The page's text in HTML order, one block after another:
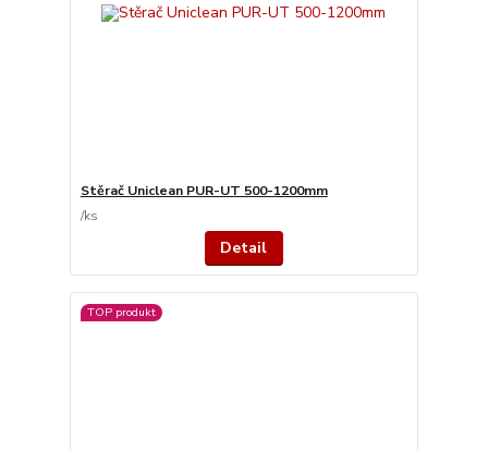
Stěrač Uniclean PUR-UT 500-1200mm
/ks
Detail
TOP produkt